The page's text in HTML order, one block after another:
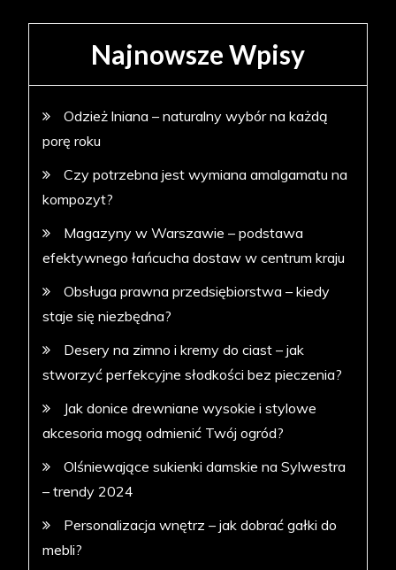
Najnowsze Wpisy
Odzież lniana – naturalny wybór na każdą
porę roku
Czy potrzebna jest wymiana amalgamatu na
kompozyt?
Magazyny w Warszawie – podstawa
efektywnego łańcucha dostaw w centrum kraju
Obsługa prawna przedsiębiorstwa – kiedy
staje się niezbędna?
Desery na zimno i kremy do ciast – jak
stworzyć perfekcyjne słodkości bez pieczenia?
Jak donice drewniane wysokie i stylowe
akcesoria mogą odmienić Twój ogród?
Olśniewające sukienki damskie na Sylwestra
– trendy 2024
Personalizacja wnętrz – jak dobrać gałki do
mebli?